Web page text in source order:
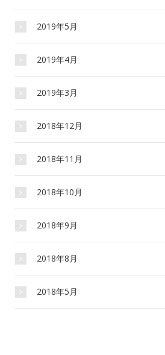
2019年5月
2019年4月
2019年3月
2018年12月
2018年11月
2018年10月
2018年9月
2018年8月
2018年5月